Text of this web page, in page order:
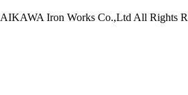
Iron Works Co.,Ltd All Rights